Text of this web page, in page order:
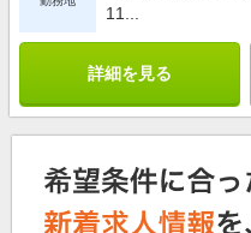
11...
詳細を見る